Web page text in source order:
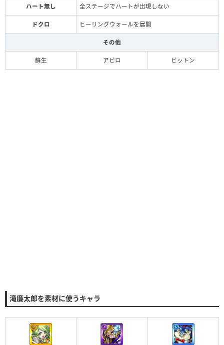
ハート無し 全ステージでハートが出現しない
ドクロ ヒーリングウォールを展開
その他
蘇生 アビロ ビットン
滝廉太郎を素材に使うキャラ